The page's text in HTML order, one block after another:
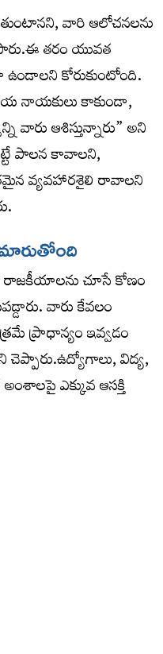
వారి ఆలోచనలను
తరం యువత
కోరుకుంటోంది.
నాయకులు కాకుండా,
ఆశిస్తున్నారు” అని
పాలన కావాలని,
వ్యవహారశైలి రావాలని
రాజకీయాలను చూసే కోణం
వారు కేవలం
ప్రాధాన్యం ఇవ్వడం
చెప్పారు.ఉద్యోగాలు, విద్య,
ఎక్కువ ఆసక్తి